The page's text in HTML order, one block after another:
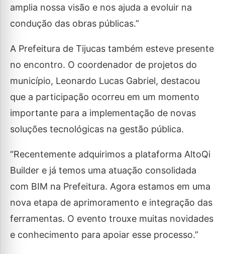
amplia nossa visão e nos ajuda a evoluir na
condução das obras públicas.”
A Prefeitura de Tijucas também esteve presente
no encontro. O coordenador de projetos do
município, Leonardo Lucas Gabriel, destacou
que a participação ocorreu em um momento
importante para a implementação de novas
soluções tecnológicas na gestão pública.
“Recentemente adquirimos a plataforma AltoQi
Builder e já temos uma atuação consolidada
com BIM na Prefeitura. Agora estamos em uma
nova etapa de aprimoramento e integração das
ferramentas. O evento trouxe muitas novidades
e conhecimento para apoiar esse processo.”